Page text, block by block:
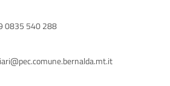
0835 540 288